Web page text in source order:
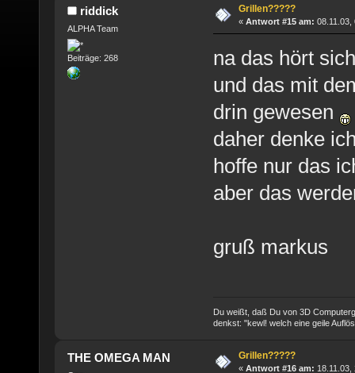
riddick
ALPHA Team
Beiträge: 268
Grillen?????
« Antwort #15 am: 08.11.03,
na das hört
und das mit
drin gewesen
daher denke
hoffe nur das
aber das
gruß markus
Du weißt, daß Du von 3D
denkst: "kewl! welch eine geile
THE OMEGA MAN Grillen?????
« Antwort #16 am: 18.11.03,